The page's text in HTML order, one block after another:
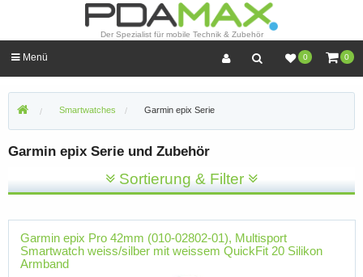
Der Spezialist für mobile Technik & Zubehör
0 0
Menü
Smartwatches Garmin epix Serie
Garmin epix Serie und Zubehör
Sortierung & Filter
Garmin epix Pro 42mm (010-02802-01), Multisport
Smartwatch weiss/silber mit weissem QuickFit 20 Silikon
Armband